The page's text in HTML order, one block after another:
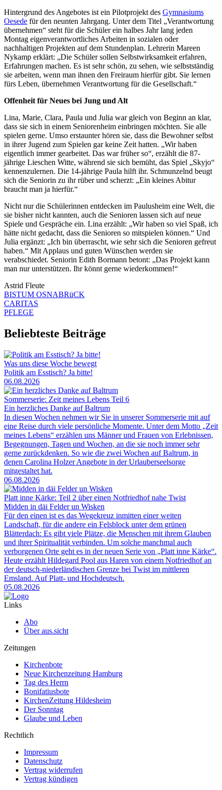
Hintergrund des Angebotes ist ein Pilotprojekt des Gymnasiums
Oesede für den neunten Jahrgang. Unter dem Titel „Verantwortung
übernehmen“ steht für die Schüler ein halbes Jahr lang jeden
Montag eigenverantwortliches Arbeiten in sozialen oder
nachhaltigen Projekten auf dem Stundenplan. Lehrerin Mareen
Nykamp erklärt: „Die Schüler sollen Selbstwirksamkeit erfahren,
Erfahrungen machen. Es ist sehr schön, zu sehen, wie selbstständig
sie arbeiten, wenn man ihnen den Freiraum hierfür gibt. Sie lernen
fürs Leben, übernehmen Verantwortung für die Gesellschaft.“
Offenheit für Neues bei Jung und Alt
Lina, Marie, Clara, Paula und Julia war gleich von Beginn an klar,
dass sie sich in einem Seniorenheim einbringen möchten. Sie alle
spielen gerne. Umso erstaunter hören sie, dass die Bewohner selbst
in ihrer Jugend zum Spielen gar keine Zeit hatten. „Wir haben
eigentlich immer gearbeitet. Das war früher so“, erzählt die 87-
jährige Lieschen Witte, während sie sich bemüht, das Spiel „Skyjo“
kennenzulernen. Die 14-jährige Paula hilft ihr. Schmunzelnd beugt
sich die Seniorin zu ihr rüber und scherzt: „Ein kleines Abitur
braucht man ja hierfür.“
Nicht nur die Schülerinnen entdecken im Paulusheim eine Welt, die
sie bisher nicht kannten, auch die Senioren lassen sich auf neue
Spiele und Gespräche ein. Lina erzählt: „Wir haben so viel Spaß, ich
hätte nicht gedacht, dass die Senioren so mitspielen können.“ Und
Julia ergänzt: „Ich bin überrascht, wie sehr sich die Senioren gefreut
haben.“ Mit Applaus und guten Wünschen werden sie
verabschiedet. Seniorin Edith Bormann betont: „Das Projekt kann
man nur unterstützen. Ihr könnt gerne wiederkommen!“
Astrid Fleute
BISTUM OSNABRüCK
CARITAS
PFLEGE
Beliebteste Beiträge
Was uns diese Woche bewegt
Politik am Esstisch? Ja bitte!
06.08.2026
Sommerserie: Zeit meines Lebens Teil 6
Ein herzliches Danke auf Baltrum
In diesen Wochen nehmen wir Sie in unserer Sommerserie mit auf
eine Reise durch viele persönliche Momente. Unter dem Motto „Zeit
meines Lebens“ erzählen uns Männer und Frauen von Erlebnissen,
Begegnungen, Tagen und Wochen, an die sie noch immer sehr
gerne zurückdenken. So wie die zwei Wochen auf Baltrum, in
denen Carolina Holzer Angebote in der Urlauberseelsorge
mitgestaltet hat.
06.08.2026
Platt inne Kärke: Teil 2 über einen Notfriedhof nahe Twist
Midden in däi Felder un Wisken
Für den einen ist es das Wegekreuz inmitten einer weiten
Landschaft, für die andere ein Felsblock unter dem grünen
Blätterdach: Es gibt viele Plätze, die Menschen mit ihrem Glauben
und ihrer Spiritualität verbinden. Um solche manchmal auch
verborgenen Orte geht es in der neuen Serie von „Platt inne Kärke“.
Heute erzählt Hildegard Pool aus Haren von einem Notfriedhof an
der deutsch-niederländischen Grenze bei Twist im mittleren
Emsland. Auf Platt- und Hochdeutsch.
05.08.2026
Links
Abo
Über aus.sicht
Zeitungen
Kirchenbote
Neue Kirchenzeitung Hamburg
Tag des Herrn
Bonifatiusbote
KirchenZeitung Hildesheim
Der Sonntag
Glaube und Leben
Rechtlich
Impressum
Datenschutz
Vertrag widerrufen
Vertrag kündigen